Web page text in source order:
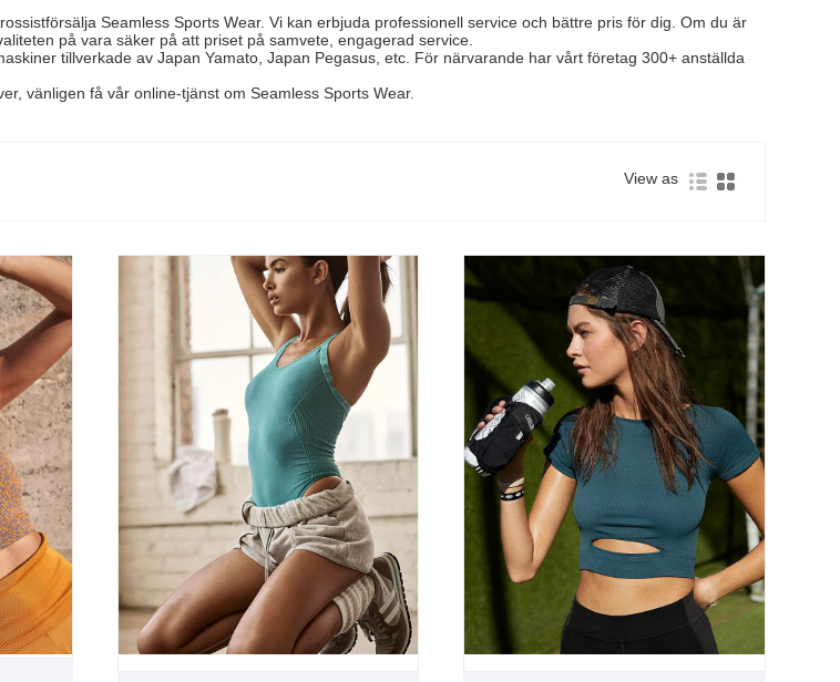
Seamless Sports Wear. Vi kan erbjuda professionell service och bättre pris för dig. Om du är
på vara säker på att priset på samvete, engagerad service.
tillverkade av Japan Yamato, Japan Pegasus, etc. För närvarande har vårt företag 300+ anställda
vänligen få vår online-tjänst om Seamless Sports Wear.
View as